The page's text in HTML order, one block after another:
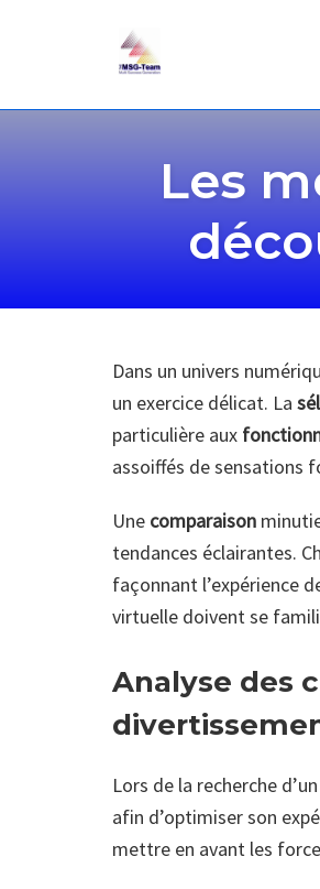
Les
Dans un univers
un exercice délicat. La
particulière aux
assoiffés de sensations
Une comparaison
tendances éclairantes.
façonnant l’expérience
virtuelle doivent se
Analyse des
Lors de la recherche
afin d’optimiser son
mettre en avant les